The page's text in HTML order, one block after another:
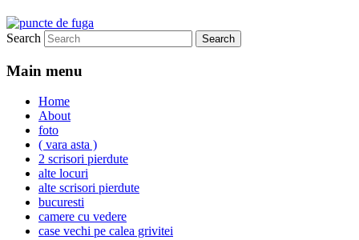
Search
Main menu
Home
About
foto
( vara asta )
2 scrisori pierdute
alte locuri
alte scrisori pierdute
bucuresti
camere cu vedere
case vechi pe calea grivitei